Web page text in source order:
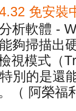
免安裝
析軟體 -
夠掃描出
視模式（
別的是還
（ 阿榮福